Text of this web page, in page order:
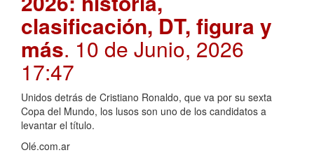
clasificación, DT, figura y
más. 10 de Junio, 2026
17:47
Unidos detrás de Cristiano Ronaldo, que va por su sexta
Copa del Mundo, los lusos son uno de los candidatos a
levantar el título.
Olé.com.ar